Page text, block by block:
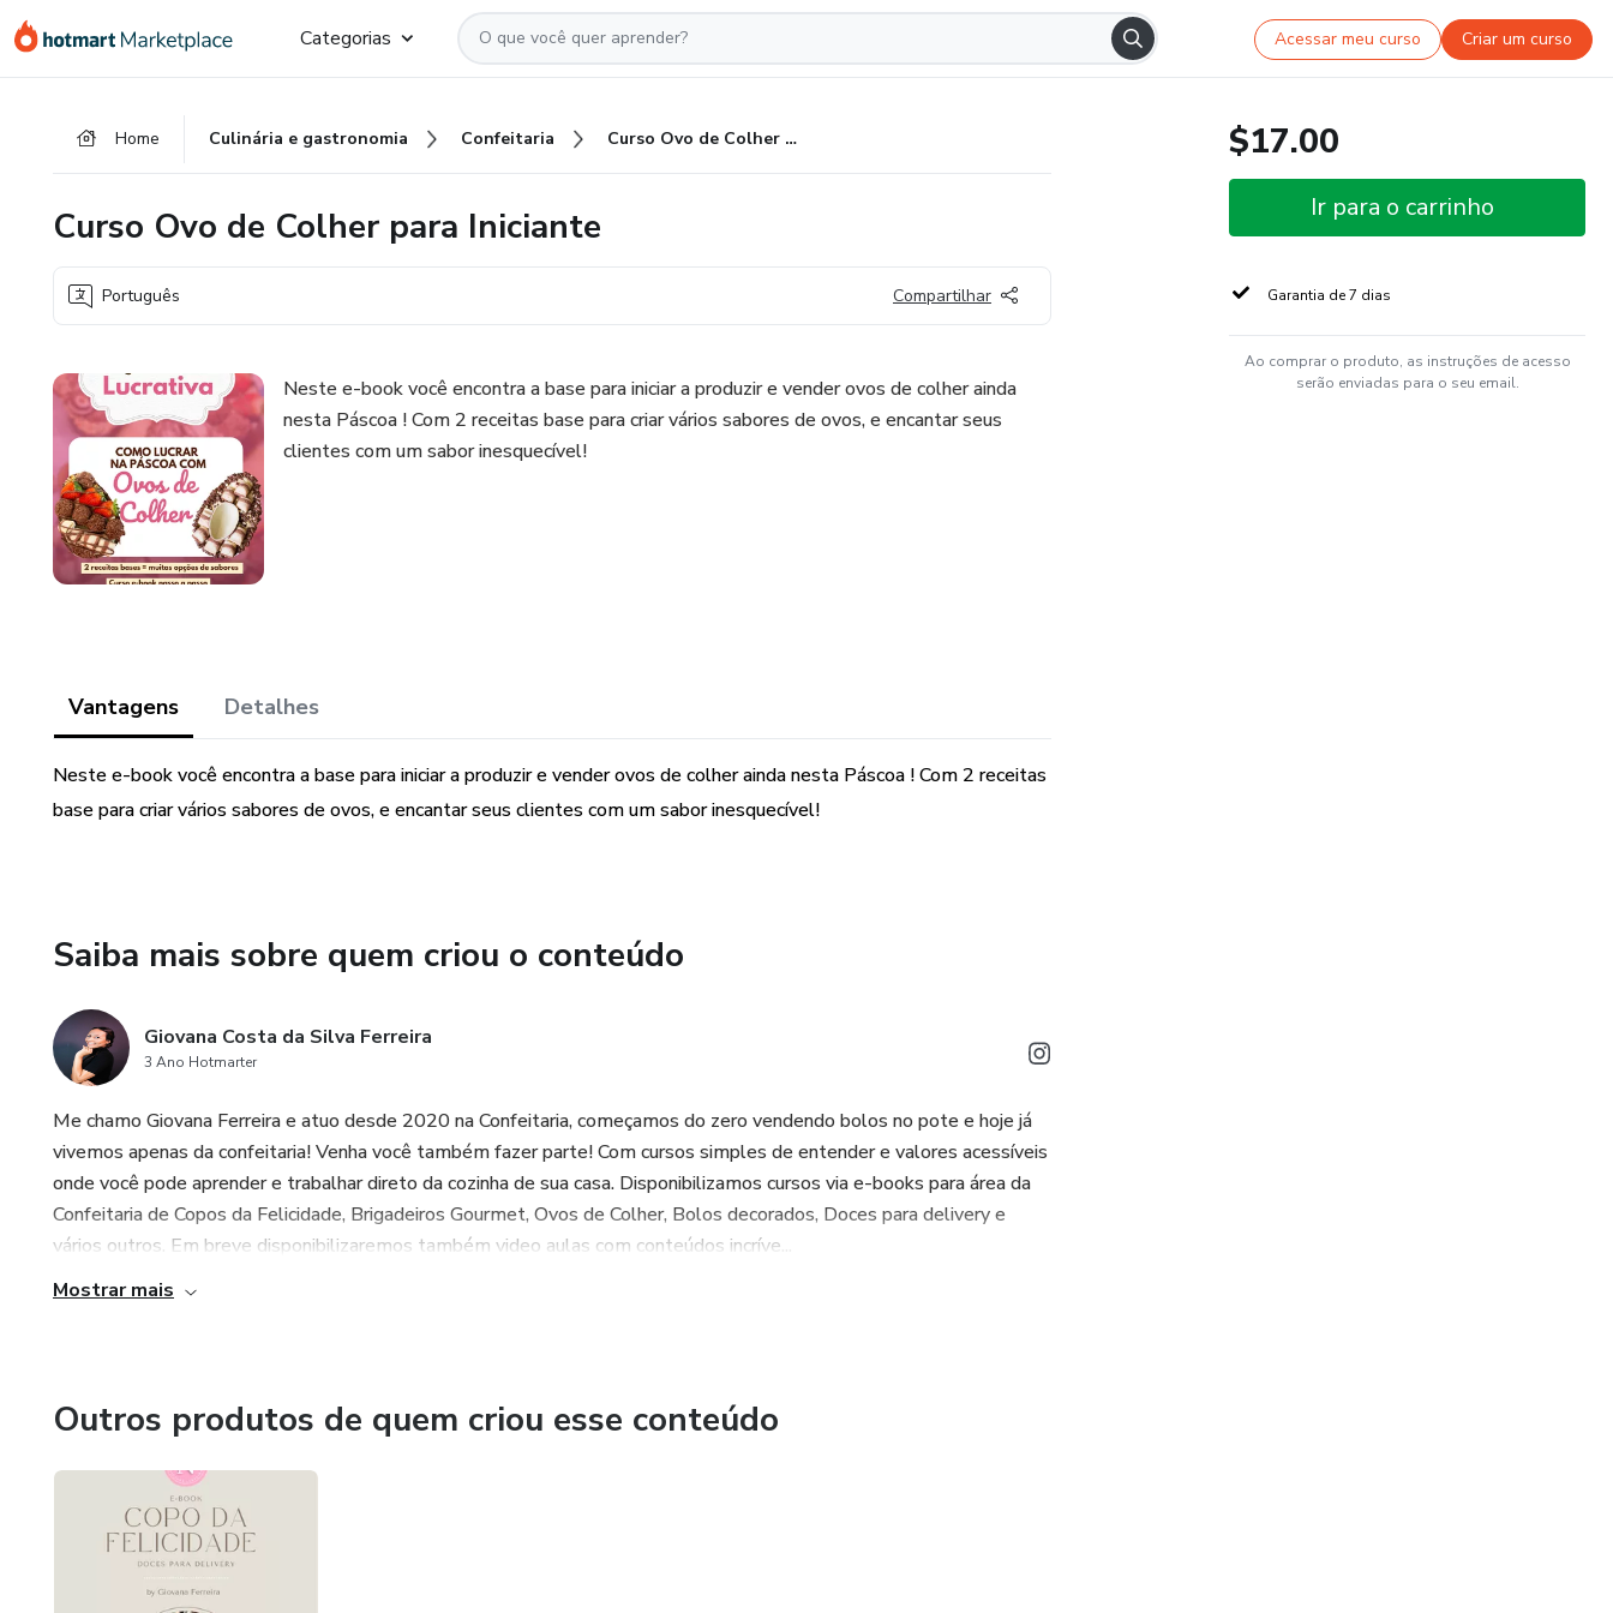
para
para
para
Categorias Acessar meu curso Criar um curso
Home Culinária e gastronomia Confeitaria Curso Ovo de Colher para Iniciante
Curso Ovo de Colher para Iniciante
Português Compartilhar
Neste e-book você encontra a base para iniciar a produzir e vender ovos de colher ainda
nesta Páscoa ! Com 2 receitas base para criar vários sabores de ovos, e encantar seus
clientes com um sabor inesquecível!
Vantagens Detalhes
Neste e-book você encontra a base para iniciar a produzir e vender ovos de colher ainda nesta Páscoa ! Com 2 receitas
base para criar vários sabores de ovos, e encantar seus clientes com um sabor inesquecível!
Saiba mais sobre quem criou o conteúdo
Giovana Costa da Silva Ferreira
3 Ano Hotmarter
Me chamo Giovana Ferreira e atuo desde 2020 na Confeitaria, começamos do zero vendendo bolos no pote e hoje já
vivemos apenas da confeitaria! Venha você também fazer parte! Com cursos simples de entender e valores acessíveis
onde você pode aprender e trabalhar direto da cozinha de sua casa. Disponibilizamos cursos via e-books para área da
Confeitaria de Copos da Felicidade, Brigadeiros Gourmet, Ovos de Colher, Bolos decorados, Doces para delivery e
vários outros. Em breve disponibilizaremos também video aulas com conteúdos incríve...
Mostrar mais
Outros produtos de quem criou esse conteúdo
$17.00
Ir para o carrinho
Garantia de 7 dias
Ao comprar o produto, as instruções de acesso
serão enviadas para o seu email.